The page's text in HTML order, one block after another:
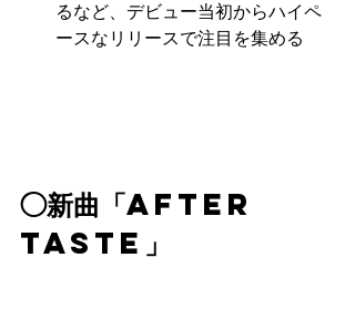
るなど、デビュー当初からハイペ
ースなリリースで注目を集める
◯新曲「AFTER
TASTE」